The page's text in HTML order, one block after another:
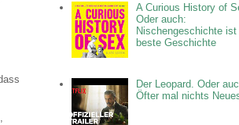
A Curious History of
Oder auch:
Nischengeschichte ist
beste Geschichte
Der Leopard. Oder
Öfter mal nichts